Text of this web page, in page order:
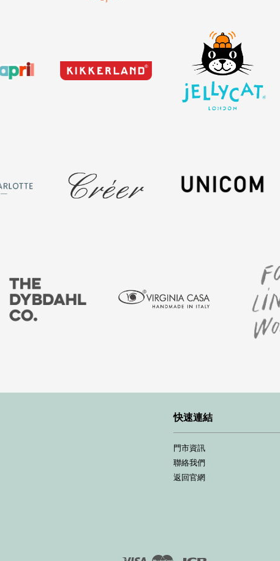
快速連結
門市資訊
聯絡我們
返回官網
Visa Master